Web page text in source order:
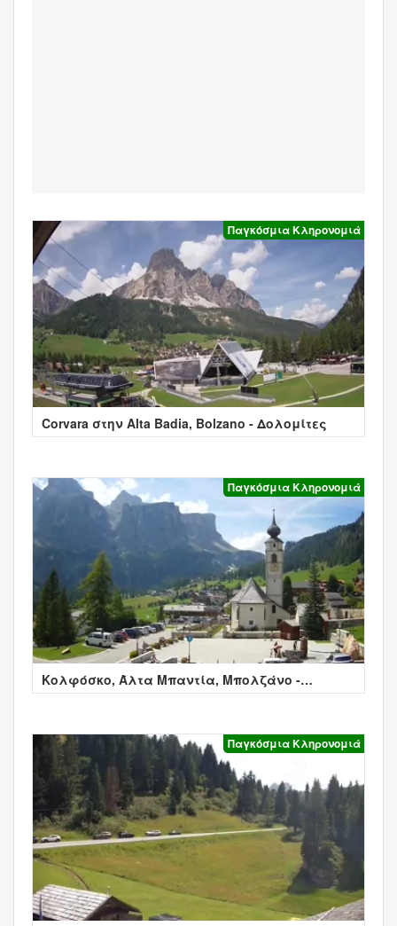
Παγκόσμια Κληρονομιά
Corvara στην Alta Badia, Bolzano - Δολομίτες
Παγκόσμια Κληρονομιά
Κολφόσκο, Άλτα Μπαντία, Μπολζάνο -
Colfosco
Παγκόσμια Κληρονομιά